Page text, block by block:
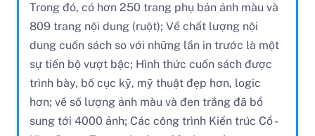
Trong đó, có hơn 250 trang phụ bản ảnh màu và
809 trang nội dung (ruột); Về chất lượng nội
dung cuốn sách so với những lần in trước là một
sự tiến bộ vượt bậc; Hình thức cuốn sách được
trình bày, bố cục kỹ, mỹ thuật đẹp hơn, logic
hơn; về số lượng ảnh màu và đen trắng đã bổ
sung tới 4000 ảnh; Các công trình Kiến trúc Cổ -